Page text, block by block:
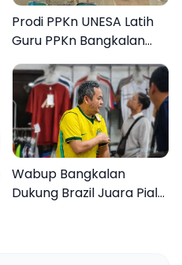
Prodi PPKn UNESA Latih
Guru PPKn Bangkalan
dengan Pembelajaran
Inovasi Teknologi
Wabup Bangkalan
Dukung Brazil Juara Piala